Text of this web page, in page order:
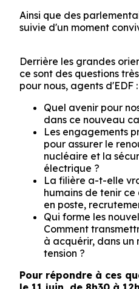
Ainsi que des
suivie d'un moment
Derrière les grandes
ce sont des questions
pour nous, agents d'EDF :
Quel avenir pour
dans ce nouveau
Les engagements
pour assurer le
nucléaire et la
électrique ?
La filière a-t-elle
humains de tenir
en poste,
Qui forme les
Comment
à acquérir, dans un
tension ?
Pour répondre à ces